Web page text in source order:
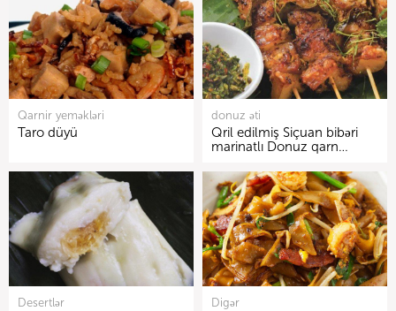
Qarnir yeməkləri
Taro düyü
donuz əti
Qril edilmiş Siçuan bibəri
marinatlı Donuz qarn…
Desertlər Digər